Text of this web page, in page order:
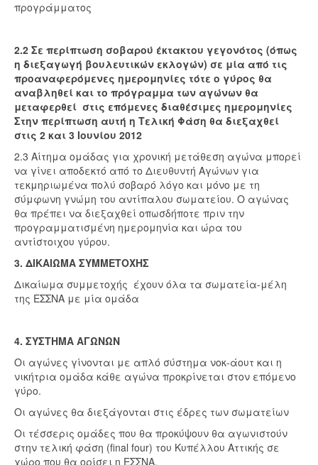
προγράμματος
2.2 Σε περίπτωση σοβαρού έκτακτου γεγονότος (όπως
η διεξαγωγή βουλευτικών εκλογών) σε μία από τις
προαναφερόμενες ημερομηνίες τότε ο γύρος θα
αναβληθεί και το πρόγραμμα των αγώνων θα
μεταφερθεί στις επόμενες διαθέσιμες ημερομηνίες
Στην περίπτωση αυτή η Τελική Φάση θα διεξαχθεί
στις 2 και 3 Ιουνίου 2012
2.3 Αίτημα ομάδας για χρονική μετάθεση αγώνα μπορεί
να γίνει αποδεκτό από το Διευθυντή Αγώνων για
τεκμηριωμένα πολύ σοβαρό λόγο και μόνο με τη
σύμφωνη γνώμη του αντίπαλου σωματείου. Ο αγώνας
θα πρέπει να διεξαχθεί οπωσδήποτε πριν την
προγραμματισμένη ημερομηνία και ώρα του
αντίστοιχου γύρου.
3. ΔΙΚΑΙΩΜΑ ΣΥΜΜΕΤΟΧΗΣ
Δικαίωμα συμμετοχής έχουν όλα τα σωματεία-μέλη
της ΕΣΣΝΑ με μία ομάδα
4. ΣΥΣΤΗΜΑ ΑΓΩΝΩΝ
Οι αγώνες γίνονται με απλό σύστημα νοκ-άουτ και η
νικήτρια ομάδα κάθε αγώνα προκρίνεται στον επόμενο
γύρο.
Οι αγώνες θα διεξάγονται στις έδρες των σωματείων
Οι τέσσερις ομάδες που θα προκύψουν θα αγωνιστούν
στην τελική φάση (final four) του Κυπέλλου Αττικής σε
χώρο που θα ορίσει η ΕΣΣΝΑ.